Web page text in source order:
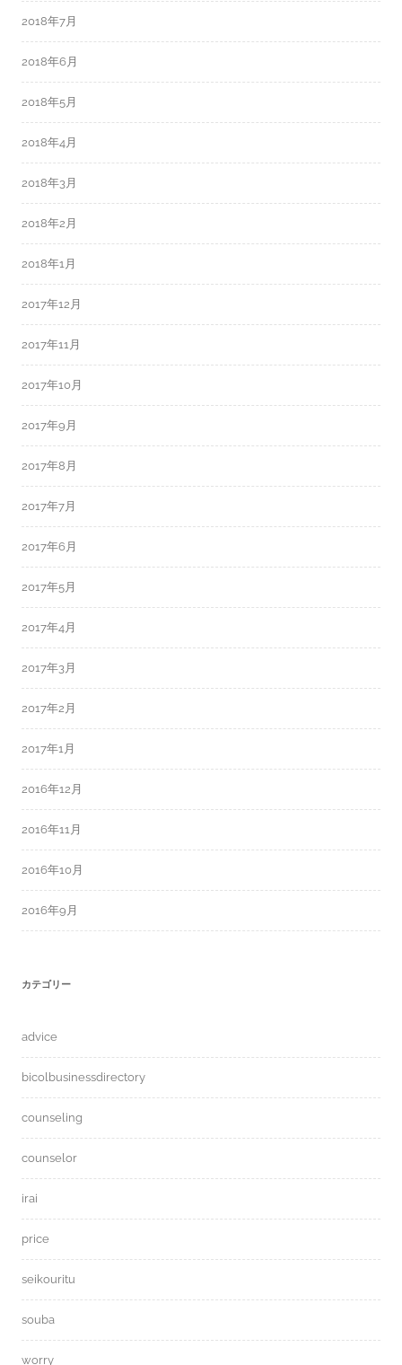
2018年7月
2018年6月
2018年5月
2018年4月
2018年3月
2018年2月
2018年1月
2017年12月
2017年11月
2017年10月
2017年9月
2017年8月
2017年7月
2017年6月
2017年5月
2017年4月
2017年3月
2017年2月
2017年1月
2016年12月
2016年11月
2016年10月
2016年9月
カテゴリー
advice
bicolbusinessdirectory
counseling
counselor
irai
price
seikouritu
souba
worry